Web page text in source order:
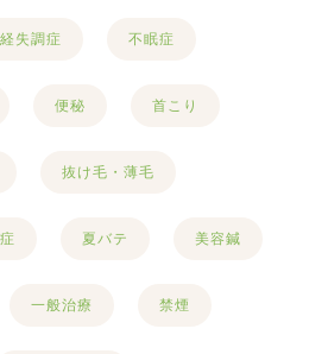
失調症 不眠症
便秘 首こり
抜け毛・薄毛
夏バテ 美容鍼
一般治療 禁煙